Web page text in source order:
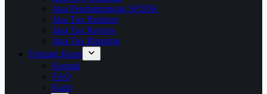
Jasa Pendampingan SP2DK
Jasa Tax Retainer
Jasa Tax Review
Jasa Tax Planning
Tentang Kami
Kontak
FAQ
Karir